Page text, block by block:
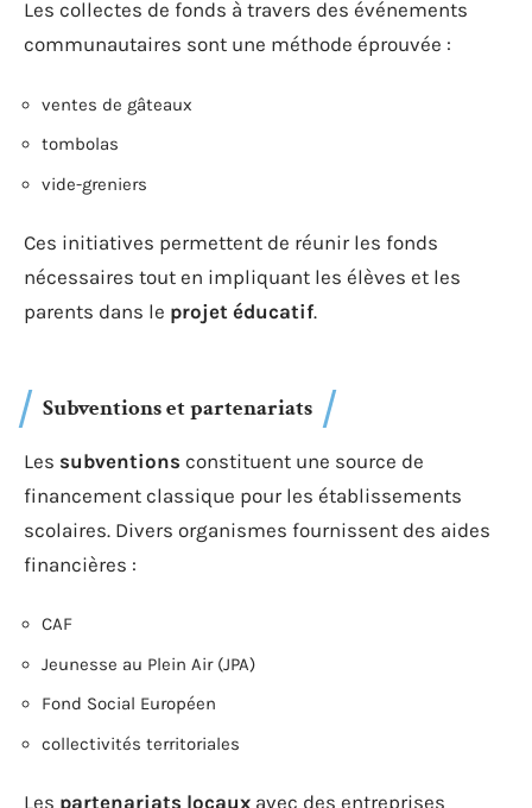
Les collectes de fonds à travers des événements
communautaires sont une méthode éprouvée :
ventes de gâteaux
tombolas
vide-greniers
Ces initiatives permettent de réunir les fonds
nécessaires tout en impliquant les élèves et les
parents dans le projet éducatif.
Subventions et partenariats
Les subventions constituent une source de
financement classique pour les établissements
scolaires. Divers organismes fournissent des aides
financières :
CAF
Jeunesse au Plein Air (JPA)
Fond Social Européen
collectivités territoriales
Les partenariats locaux avec des entreprises